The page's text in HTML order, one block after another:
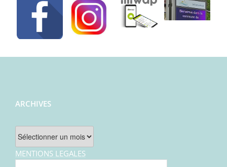
ARCHIVES
Archives
MENTIONS LEGALES